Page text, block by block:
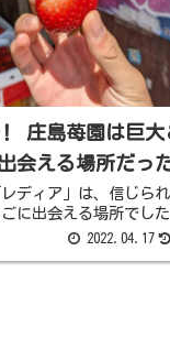
庄島苺園は巨大
会える場所だっ
ディア」は、信じら
に出会える場所でした
2022.04.17